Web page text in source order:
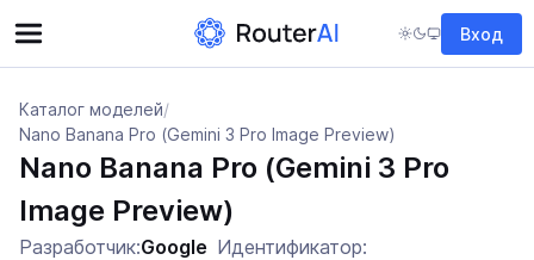
Вход
Каталог моделей/
Nano Banana Pro (Gemini 3 Pro Image Preview)
Nano Banana Pro (Gemini 3 Pro
Image Preview)
Разработчик:Google Идентификатор: